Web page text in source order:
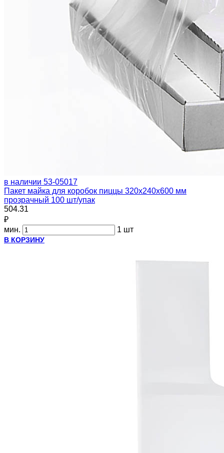
в наличии 53-05017
Пакет майка для коробок пиццы 320х240х600 мм
прозрачный 100 шт/упак
504.31
₽
мин.
1 шт
В КОРЗИНУ